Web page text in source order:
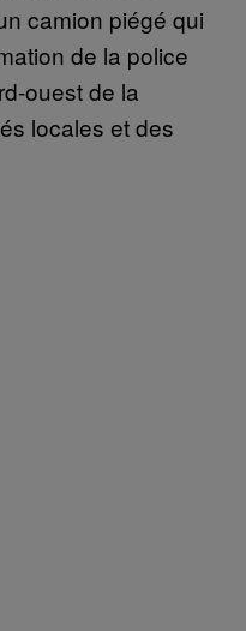
camion piégé qui
de la police
ouest de la
locales et des